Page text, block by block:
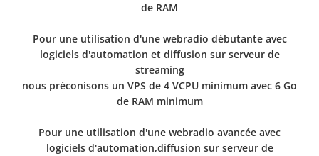
de RAM
Pour une utilisation d'une webradio débutante avec
logiciels d'automation et diffusion sur serveur de
streaming
nous préconisons un VPS de 4 VCPU minimum avec 6 Go
de RAM minimum
Pour une utilisation d'une webradio avancée avec
logiciels d'automation,diffusion sur serveur de